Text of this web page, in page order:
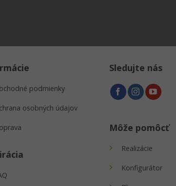
podmienky
osobných údajov
Sledujte nás
Môže pomôcť
Realizácie
Konfigurátor